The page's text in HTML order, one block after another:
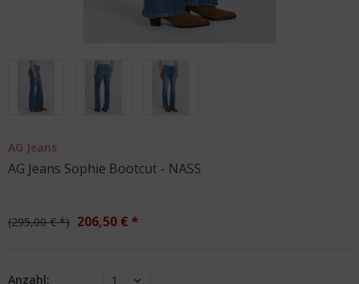
AG Jeans
AG Jeans Sophie Bootcut - NASS
295,00 € * 206,50 € *
Anzahl: 1